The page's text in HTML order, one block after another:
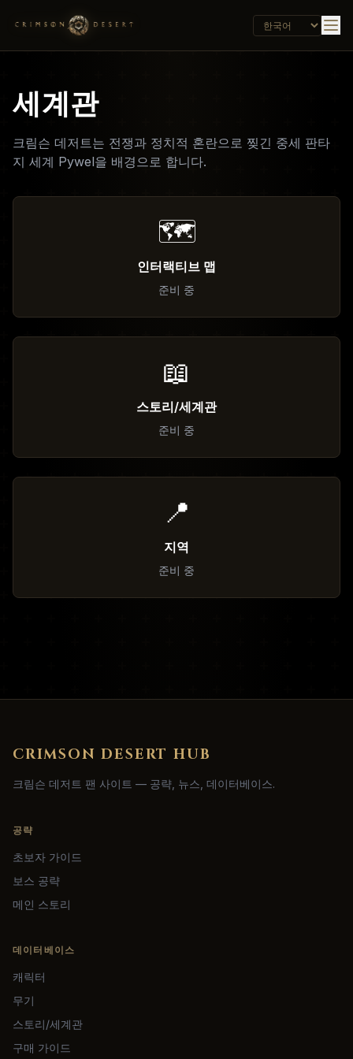
세계관
크림슨 데저트는 전쟁과 정치적 혼란으로 찢긴 중세 판타
지 세계 Pywel을 배경으로 합니다.
🗺️
인터랙티브 맵
준비 중
📖
스토리/세계관
준비 중
📍
지역
준비 중
CRIMSON DESERT HUB
크림슨 데저트 팬 사이트 — 공략, 뉴스, 데이터베이스.
공략
초보자 가이드
보스 공략
메인 스토리
데이터베이스
캐릭터
무기
스토리/세계관
구매 가이드